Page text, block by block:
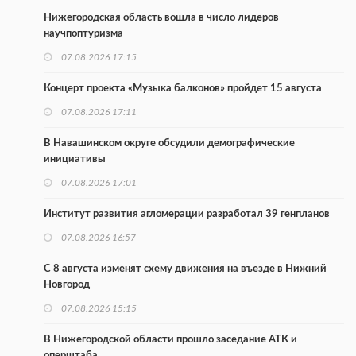
Нижегородская область вошла в число лидеров
научпоптуризма
07.08.2026 17:15
Концерт проекта «Музыка балконов» пройдет 15 августа
07.08.2026 17:11
В Навашинском округе обсудили демографические
инициативы
07.08.2026 17:01
Институт развития агломерации разработал 39 генпланов
07.08.2026 16:57
С 8 августа изменят схему движения на въезде в Нижний
Новгород
07.08.2026 15:15
В Нижегородской области прошло заседание АТК и